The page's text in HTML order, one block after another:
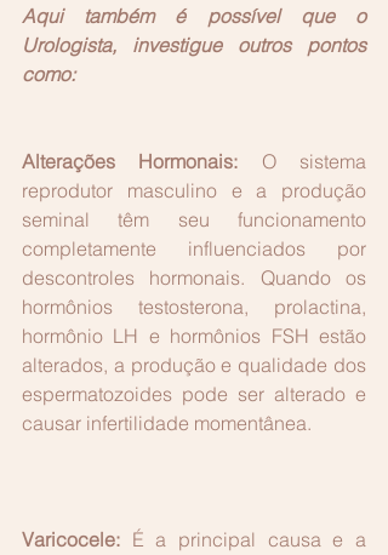
Aqui também é possível que o
Urologista, investigue outros pontos
como:
Alterações Hormonais: O sistema
reprodutor masculino e a produção
seminal têm seu funcionamento
completamente influenciados por
descontroles hormonais. Quando os
hormônios testosterona, prolactina,
hormônio LH e hormônios FSH estão
alterados, a produção e qualidade dos
espermatozoides pode ser alterado e
causar infertilidade momentânea.
Varicocele: É a principal causa e a